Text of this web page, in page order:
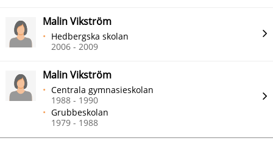
Malin Vikström
Hedbergska skolan
2006 - 2009
Malin Vikström
Centrala gymnasieskolan
1988 - 1990
Grubbeskolan
1979 - 1988